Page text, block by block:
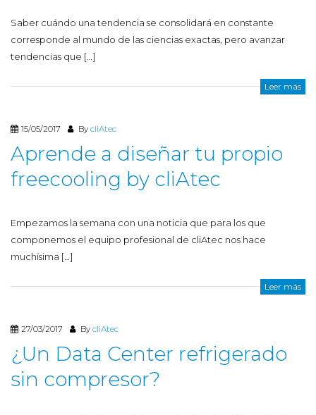
Saber cuándo una tendencia se consolidará en constante
corresponde al mundo de las ciencias exactas, pero avanzar
tendencias que […]
Leer más
15/05/2017 BycliAtec
Aprende a diseñar tu propio
freecooling by cliAtec
Empezamos la semana con una noticia que para los que
componemos el equipo profesional de cliAtec nos hace
muchísima […]
Leer más
27/03/2017 BycliAtec
¿Un Data Center refrigerado
sin compresor?